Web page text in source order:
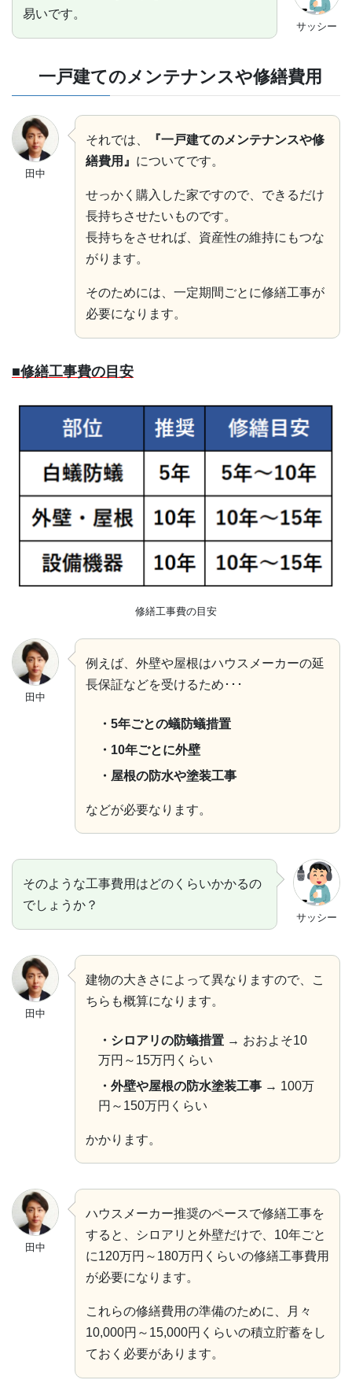
サッシー
易いです。
一戸建てのメンテナンスや修繕費用
田中
それでは、
『一戸建てのメンテナンスや修
繕費用』 についてです。
せっかく購入した家ですので、できるだけ
長持ちさせたいものです。
長持ちをさせれば、資産性の維持にもつな
がります。
そのためには、一定期間ごとに修繕工事が
必要になります。
■修繕工事費の目安
修繕工事費の目安
田中
例えば、外壁や屋根はハウスメーカーの延
長保証などを受けるため･･･
・5年ごとの蟻防蟻措置
・10年ごとに外壁
・屋根の防水や塗装工事
などが必要なります。
サッシー
そのような工事費用はどのくらいかかるの
でしょうか？
田中
建物の大きさによって異なりますので、こ
ちらも概算になります。
・シロアリの防蟻措置 → おおよそ10
万円～15万円くらい
・外壁や屋根の防水塗装工事 → 100万
円～150万円くらい
かかります。
田中
ハウスメーカー推奨のペースで修繕工事を
すると、シロアリと外壁だけで、10年ごと
に120万円～180万円くらいの修繕工事費用
が必要になります。
これらの修繕費用の準備のために、月々
10,000円～15,000円くらいの積立貯蓄をし
ておく必要があります。